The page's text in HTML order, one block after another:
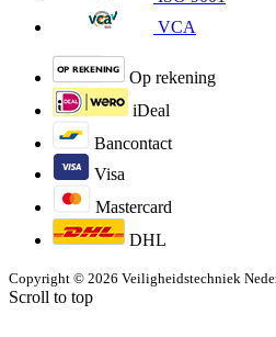
VCA
Op rekening
iDeal
Bancontact
Visa
Mastercard
DHL
Copyright © 2026 Veiligheidstechniek
Scroll to top